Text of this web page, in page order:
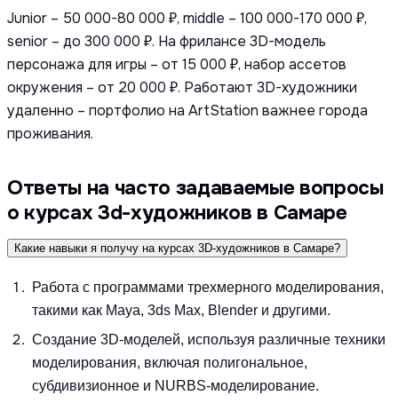
Junior – 50 000-80 000 ₽, middle – 100 000-170 000 ₽,
senior – до 300 000 ₽. На фрилансе 3D-модель
персонажа для игры – от 15 000 ₽, набор ассетов
окружения – от 20 000 ₽. Работают 3D-художники
удаленно – портфолио на ArtStation важнее города
проживания.
Ответы на часто задаваемые вопросы
о курсах 3d-художников в Самаре
Какие навыки я получу на курсах 3D-художников в Самаре?
Работа с программами трехмерного моделирования,
такими как Maya, 3ds Max, Blender и другими.
Создание 3D-моделей, используя различные техники
моделирования, включая полигональное,
субдивизионное и NURBS-моделирование.